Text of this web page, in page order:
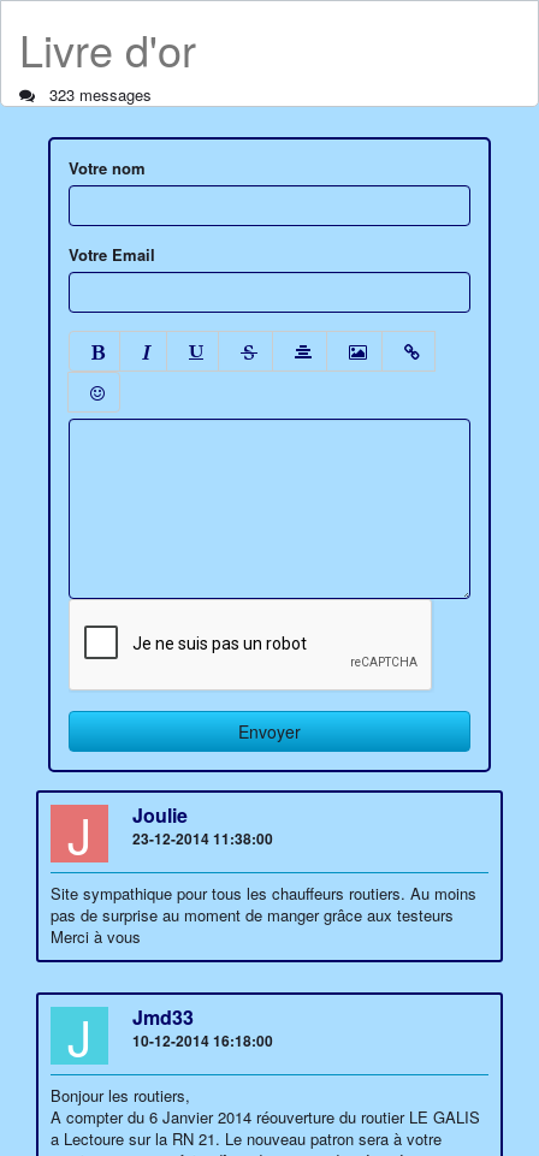
Livre d'or
323 messages
Votre nom
Votre Email
J Joulie
23-12-2014 11:38:00
Site sympathique pour tous les chauffeurs routiers. Au moins
pas de surprise au moment de manger grâce aux testeurs
Merci à vous
J Jmd33
10-12-2014 16:18:00
Bonjour les routiers,
A compter du 6 Janvier 2014 réouverture du routier LE GALIS
a Lectoure sur la RN 21. Le nouveau patron sera à votre